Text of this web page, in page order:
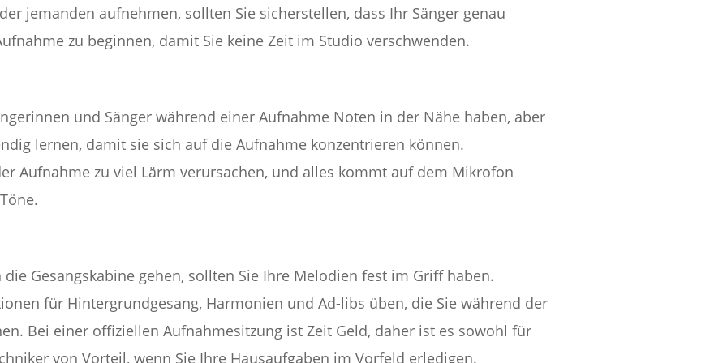
jemanden aufnehmen, sollten Sie sicherstellen, dass Ihr Sänger genau
zu beginnen, damit Sie keine Zeit im Studio verschwenden.
und Sänger während einer Aufnahme Noten in der Nähe haben, aber
lernen, damit sie sich auf die Aufnahme konzentrieren können.
Aufnahme zu viel Lärm verursachen, und alles kommt auf dem Mikrofon
Gesangskabine gehen, sollten Sie Ihre Melodien fest im Griff haben.
für Hintergrundgesang, Harmonien und Ad-libs üben, die Sie während der
Bei einer offiziellen Aufnahmesitzung ist Zeit Geld, daher ist es sowohl für
von Vorteil, wenn Sie Ihre Hausaufgaben im Vorfeld erledigen.